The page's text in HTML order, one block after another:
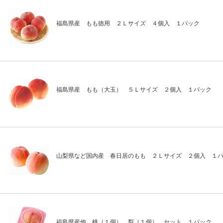
福島県産 もも徳用 ２Ｌサイズ ４個入 １パック
福島県産 もも（大玉） ５Ｌサイズ ２個入 １パック
山梨県など国内産 春日居のもも ２Ｌサイズ ２個入 １